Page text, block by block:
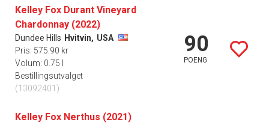
Kelley Fox Durant Vineyard
Chardonnay (2022)
Dundee Hills Hvitvin, USA
Pris: 575.90 kr
Volum: 0.75 l
Bestillingsutvalget
(13092401)
90
POENG
Kelley Fox Nerthus (2021)